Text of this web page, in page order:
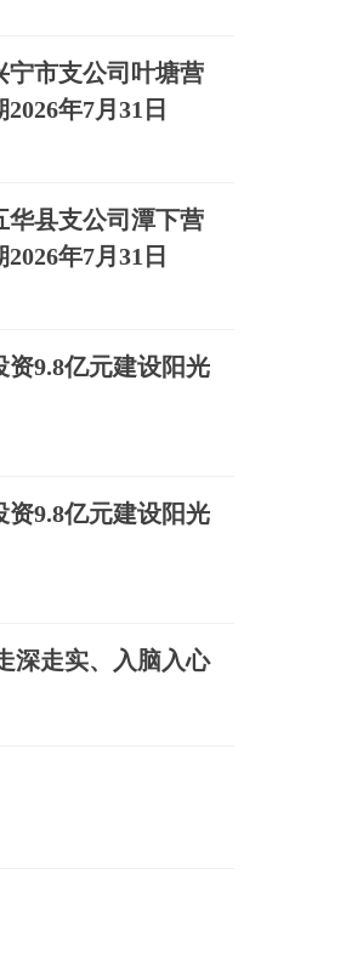
宁市支公司叶塘营
年7月31日
华县支公司潭下营
年7月31日
9.8亿元建设阳光
9.8亿元建设阳光
深走实、入脑入心